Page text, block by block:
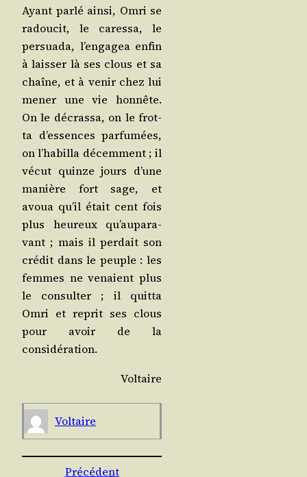
Ayant par­lé ain­si, Omri se
radou­cit, le cares­sa, le
per­sua­da, l’en­ga­gea enfin
à lais­ser là ses clous et sa
chaîne, et à venir chez lui
mener une vie hon­nête.
On le décras­sa, on le frot­
ta d’es­sences par­fu­mées,
on l’ha­billa décem­ment ; il
vécut quinze jours d’une
manière fort sage, et
avoua qu’il était cent fois
plus heu­reux qu’au­pa­ra­
vant ; mais il per­dait son
cré­dit dans le peuple : les
femmes ne venaient plus
le consul­ter ; il quit­ta
Omri et reprit ses clous
pour avoir de la
considération.
Vol­taire
Vol­taire
Précédent